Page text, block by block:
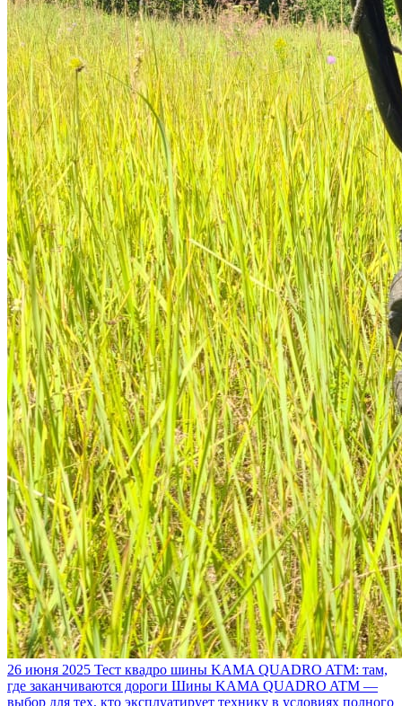
26 июня 2025 Тест квадро шины KAMA QUADRO ATM: там,
где заканчиваются дороги Шины KAMA QUADRO ATM —
выбор для тех, кто эксплуатирует технику в условиях полного